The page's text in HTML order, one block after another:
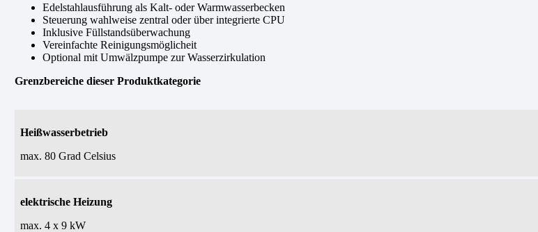
Edelstahlausführung als Kalt- oder Warmwasserbecken
Steuerung wahlweise zentral oder über integrierte CPU
Inklusive Füllstandsüberwachung
Vereinfachte Reinigungsmöglicheit
Optional mit Umwälzpumpe zur Wasserzirkulation
Grenzbereiche dieser Produktkategorie
Heißwasserbetrieb
max. 80 Grad Celsius
elektrische Heizung
max. 4 x 9 kW